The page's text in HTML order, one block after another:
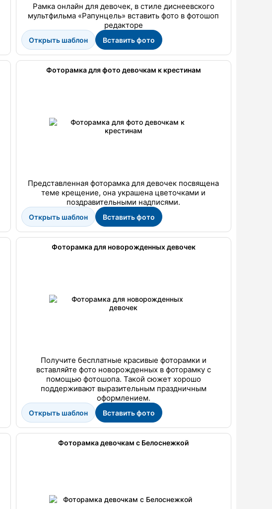
Рамка онлайн для девочек, в стиле диснеевского
мультфильма «Рапунцель» вставить фото в фотошоп
редакторе
Открыть шаблон Вставить фото
Фоторамка для фото девочкам к крестинам
Представленная фоторамка для девочек посвящена
теме крещение, она украшена цветочками и
поздравительными надписями.
Открыть шаблон Вставить фото
Фоторамка для новорожденных девочек
Получите бесплатные красивые фоторамки и
вставляйте фото новорожденных в фоторамку с
помощью фотошопа. Такой сюжет хорошо
поддерживают выразительным праздничным
оформлением.
Открыть шаблон Вставить фото
Фоторамка девочкам с Белоснежкой